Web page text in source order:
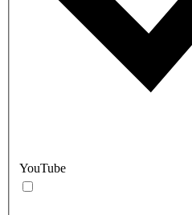
YouTube